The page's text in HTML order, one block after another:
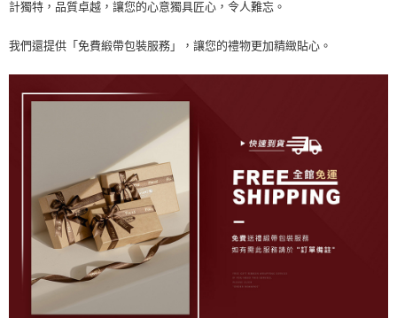
計獨特，品質卓越，讓您的心意獨具匠心，令人難忘。
我們還提供「免費緞帶包裝服務」，讓您的禮物更加精緻貼心。